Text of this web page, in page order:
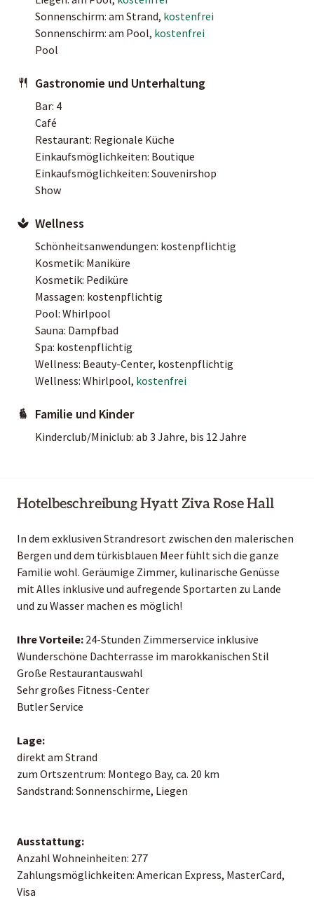
Sonnenschirm: am Strand, kostenfrei
Sonnenschirm: am Pool, kostenfrei
Pool
Gastronomie und Unterhaltung
Bar: 4
Café
Restaurant: Regionale Küche
Einkaufsmöglichkeiten: Boutique
Einkaufsmöglichkeiten: Souvenirshop
Show
Wellness
Schönheitsanwendungen: kostenpflichtig
Kosmetik: Maniküre
Kosmetik: Pediküre
Massagen: kostenpflichtig
Pool: Whirlpool
Sauna: Dampfbad
Spa: kostenpflichtig
Wellness: Beauty-Center, kostenpflichtig
Wellness: Whirlpool, kostenfrei
Familie und Kinder
Kinderclub/Miniclub: ab 3 Jahre, bis 12 Jahre
Hotelbeschreibung Hyatt Ziva Rose Hall
In dem exklusiven Strandresort zwischen den malerischen
Bergen und dem türkisblauen Meer fühlt sich die ganze
Familie wohl. Geräumige Zimmer, kulinarische Genüsse
mit Alles inklusive und aufregende Sportarten zu Lande
und zu Wasser machen es möglich!
Ihre Vorteile: 24-Stunden Zimmerservice inklusive
Wunderschöne Dachterrasse im marokkanischen Stil
Große Restaurantauswahl
Sehr großes Fitness-Center
Butler Service
Lage:
direkt am Strand
zum Ortszentrum: Montego Bay, ca. 20 km
Sandstrand: Sonnenschirme, Liegen
Ausstattung:
Anzahl Wohneinheiten: 277
Zahlungsmöglichkeiten: American Express, MasterCard,
Visa